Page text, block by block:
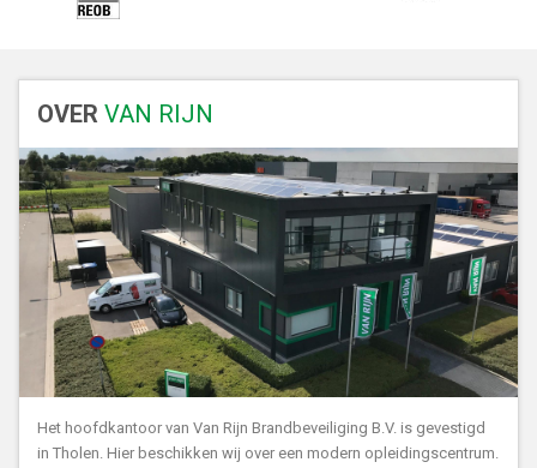
OVER VAN RIJN
Het hoofdkantoor van Van Rijn Brandbeveiliging B.V. is gevestigd
in Tholen. Hier beschikken wij over een modern opleidingscentrum.